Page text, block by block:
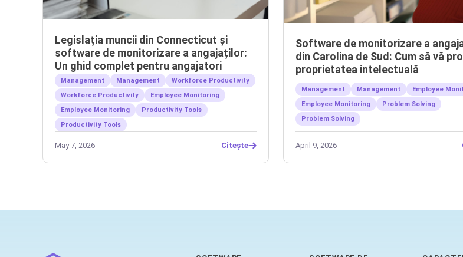
Legislația muncii din Connecticut și
software de monitorizare a angajaților:
Un ghid complet pentru angajatori
Management Management
Workforce Productivity
Workforce Productivity
Employee Monitoring
Employee Monitoring
Productivity Tools
Productivity Tools
May 7, 2026 Citește
Software de monitorizare a
din Carolina de Sud: Cum să vă
proprietatea intelectuală
Management Management
Employee
Employee Monitoring
Problem Solving
Problem Solving
April 9, 2026